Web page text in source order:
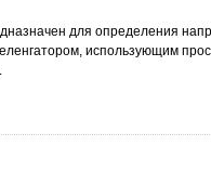
для определения
использующим